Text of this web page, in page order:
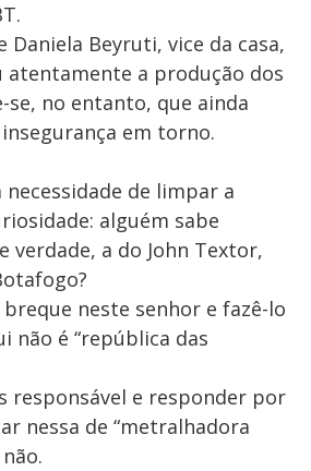
Daniela Beyruti, vice da casa,
atentamente a produção dos
se, no entanto, que ainda
em torno.
necessidade de limpar a
alguém sabe
verdade, a do John Textor,
neste senhor e fazê-lo
não é “república das
responsável e responder por
nessa de “metralhadora